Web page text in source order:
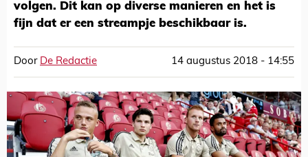
volgen. Dit kan op diverse manieren en het is
fijn dat er een streampje beschikbaar is.
Door De Redactie 14 augustus 2018 - 14:55